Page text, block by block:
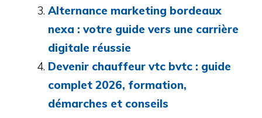
Alternance marketing bordeaux
nexa : votre guide vers une carrière
digitale réussie
Devenir chauffeur vtc bvtc : guide
complet 2026, formation,
démarches et conseils